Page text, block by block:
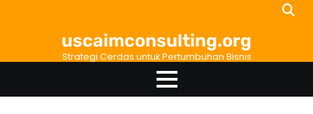
uscaimconsulting.org
Strategi Cerdas untuk Pertumbuhan Bisnis